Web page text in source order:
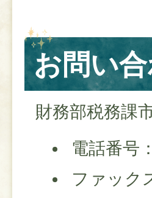
お問い
財務部税務課
電話番号
ファック